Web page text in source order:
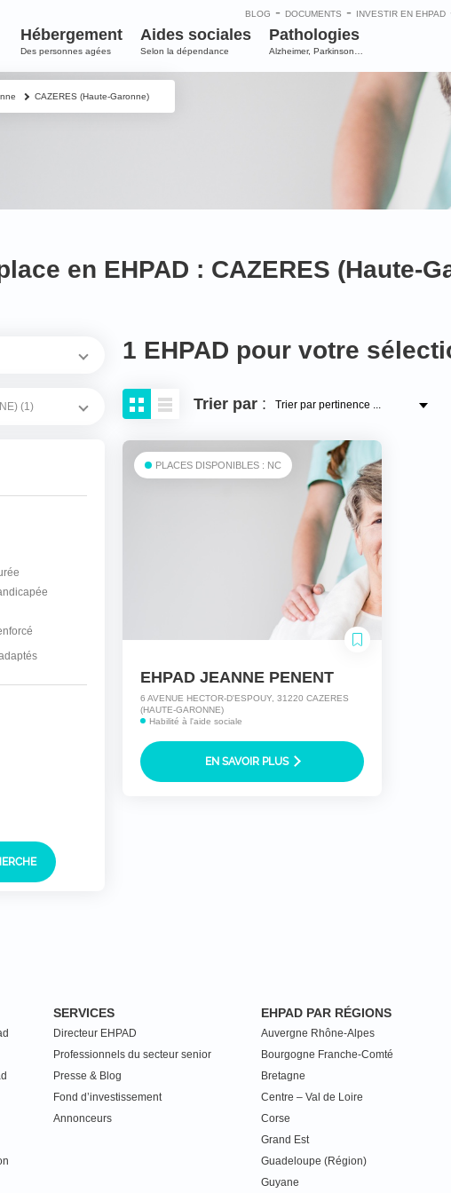
BLOG - DOCUMENTS - INVESTIR EN EHPAD
Hébergement
Des personnes agées
Aides sociales
Selon la dépendance
Pathologies
Alzheimer, Parkinson…
en EHPAD : CAZERES (Haute-
RECHERCHE
1 EHPAD pour votre
Trierpar:
PLACES DISPONIBLES : NC
EHPAD JEANNE PENENT
6 AVENUE HECTOR-D'ESPOUY, 31220 CAZERES
(HAUTE-GARONNE)
Habilité à l'aide sociale
EN SAVOIR PLUS
SERVICES
Directeur EHPAD
Professionnels du secteur senior
Presse & Blog
Fond d’investissement
Annonceurs
EHPAD PAR RÉGIONS
Auvergne Rhône-Alpes
Bourgogne Franche-Comté
Bretagne
Centre – Val de Loire
Corse
Grand Est
Guadeloupe (Région)
Guyane
CAZERES (Haute-Garonne)